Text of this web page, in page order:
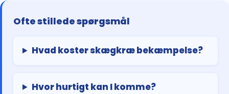
Ofte stillede spørgsmål
Hvad koster skægkræ bekæmpelse?
Hvor hurtigt kan I komme?